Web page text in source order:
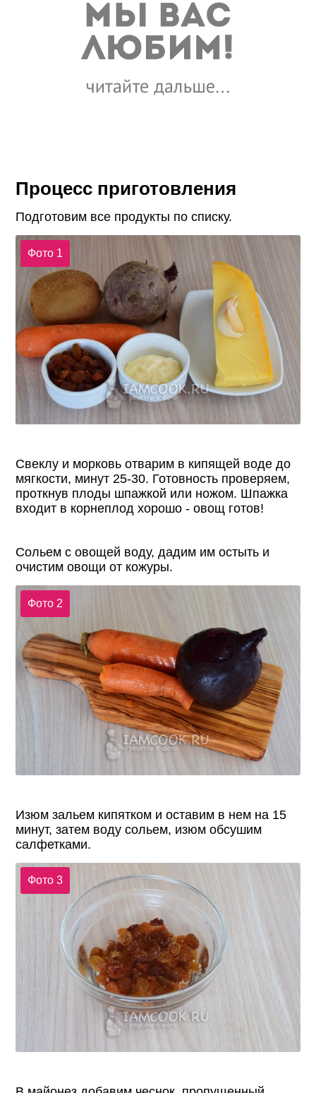
Процесс приготовления
Подготовим все продукты по списку.
Фото 1
Свеклу и морковь отварим в кипящей воде до
мягкости, минут 25-30. Готовность проверяем,
проткнув плоды шпажкой или ножом. Шпажка
входит в корнеплод хорошо - овощ готов!
Сольем с овощей воду, дадим им остыть и
очистим овощи от кожуры.
Фото 2
Изюм зальем кипятком и оставим в нем на 15
минут, затем воду сольем, изюм обсушим
салфетками.
Фото 3